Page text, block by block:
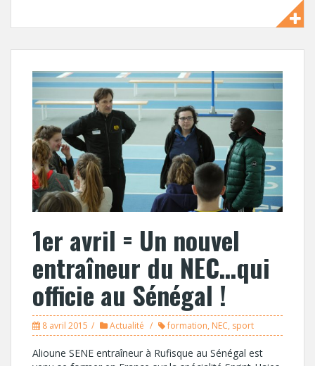
1er avril = Un nouvel
entraîneur du NEC…qui
officie au Sénégal !
8 avril 2015 Actualité formation, NEC, sport
Alioune SENE entraîneur à Rufisque au Sénégal est